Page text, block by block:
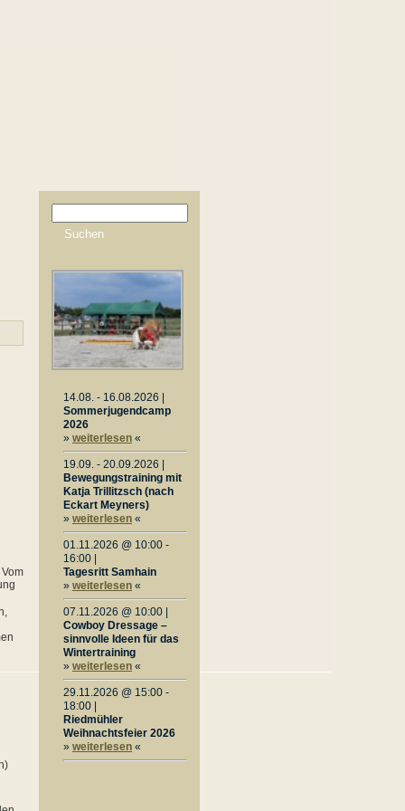
Vom
14.08. - 16.08.2026 |
Sommerjugendcamp
2026
» weiterlesen «
19.09. - 20.09.2026 |
Bewegungstraining mit
Katja Trillitzsch (nach
Eckart Meyners)
» weiterlesen «
01.11.2026 @ 10:00 -
16:00 |
Tagesritt Samhain
» weiterlesen «
07.11.2026 @ 10:00 |
Cowboy Dressage –
sinnvolle Ideen für das
Wintertraining
» weiterlesen «
29.11.2026 @ 15:00 -
18:00 |
Riedmühler
Weihnachtsfeier 2026
» weiterlesen «